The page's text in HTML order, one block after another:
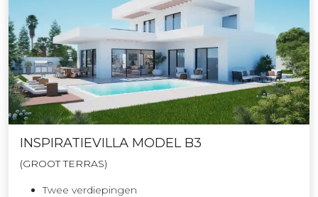
INSPIRATIEVILLA MODEL B3
(GROOT TERRAS)
Twee verdiepingen